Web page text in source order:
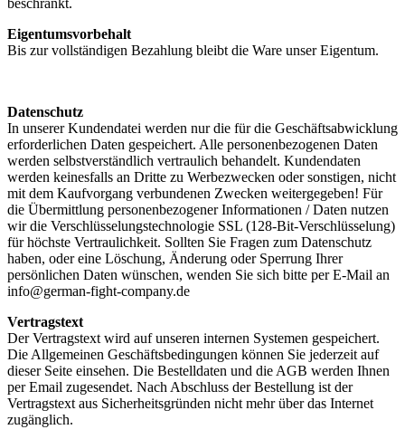
beschränkt.
Eigentumsvorbehalt
Bis zur vollständigen Bezahlung bleibt die Ware unser Eigentum.
Datenschutz
In unserer Kundendatei werden nur die für die Geschäftsabwicklung
erforderlichen Daten gespeichert. Alle personenbezogenen Daten
werden selbstverständlich vertraulich behandelt. Kundendaten
werden keinesfalls an Dritte zu Werbezwecken oder sonstigen, nicht
mit dem Kaufvorgang verbundenen Zwecken weitergegeben! Für
die Übermittlung personenbezogener Informationen / Daten nutzen
wir die Verschlüsselungstechnologie SSL (128-Bit-Verschlüsselung)
für höchste Vertraulichkeit. Sollten Sie Fragen zum Datenschutz
haben, oder eine Löschung, Änderung oder Sperrung Ihrer
persönlichen Daten wünschen, wenden Sie sich bitte per E-Mail an
info@german-fight-company.de
Vertragstext
Der Vertragstext wird auf unseren internen Systemen gespeichert.
Die Allgemeinen Geschäftsbedingungen können Sie jederzeit auf
dieser Seite einsehen. Die Bestelldaten und die AGB werden Ihnen
per Email zugesendet. Nach Abschluss der Bestellung ist der
Vertragstext aus Sicherheitsgründen nicht mehr über das Internet
zugänglich.